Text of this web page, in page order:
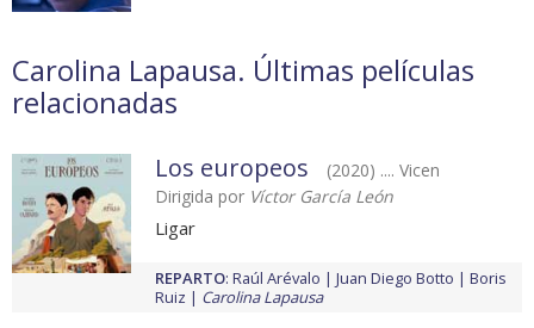
Carolina Lapausa. Últimas películas
relacionadas
Los europeos
(2020) .... Vicen
Dirigida por Víctor García León
Ligar
REPARTO: Raúl Arévalo Juan Diego Botto
Boris
Ruiz
Carolina Lapausa